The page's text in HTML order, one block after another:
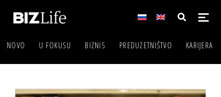
NOVO U FOKUSU BIZNIS PREDUZETNIŠTVO KARIJERA